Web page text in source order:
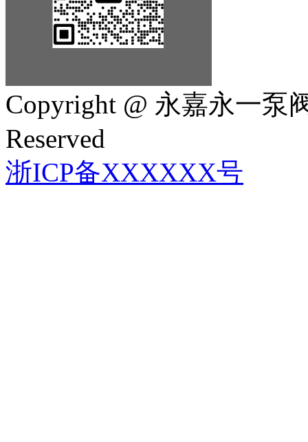
Copyright @ 永嘉永一泵
Reserved
浙ICP备XXXXXX号